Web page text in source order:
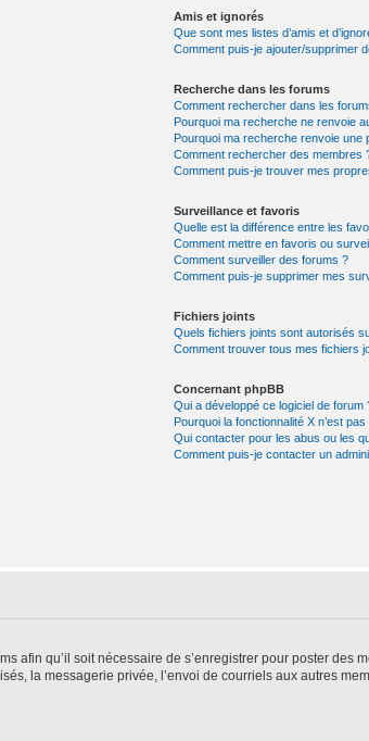
Amis et ignorés
Que sont mes listes d’amis et
Comment puis-je ajouter/supprimer
Recherche dans les forums
Comment rechercher dans les
Pourquoi ma recherche ne renvoie
Pourquoi ma recherche renvoie une
Comment rechercher des membres
Comment puis-je trouver mes
Surveillance et favoris
Quelle est la différence entre les
Comment mettre en favoris ou
Comment surveiller des forums ?
Comment puis-je supprimer mes
Fichiers joints
Quels fichiers joints sont autorisés
Comment trouver tous mes fichiers
Concernant phpBB
Qui a développé ce logiciel de forum
Pourquoi la fonctionnalité X n’est
Qui contacter pour les abus ou les
Comment puis-je contacter un
afin qu’il soit nécessaire de s’enregistrer pour poster des
la messagerie privée, l’envoi de courriels aux autres